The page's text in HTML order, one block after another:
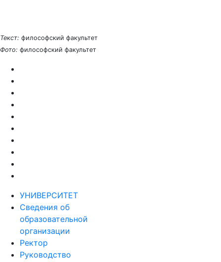
Текст: философский факультет
Фото: философский факультет
УНИВЕРСИТЕТ
Сведения об
образовательной
организации
Ректор
Руководство